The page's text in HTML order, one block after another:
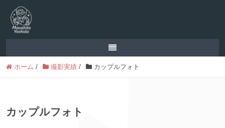
ホーム / 撮影実績 / カップルフォト
カップルフォト